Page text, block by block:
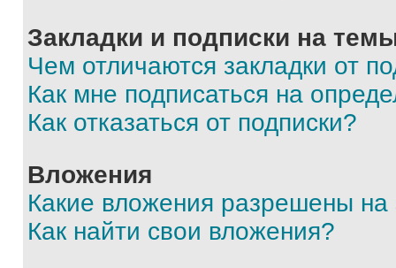
Закладки и подписки на
Чем отличаются закладки от
Как мне подписаться на
Как отказаться от подписки?
Вложения
Какие вложения разрешены
Как найти свои вложения?